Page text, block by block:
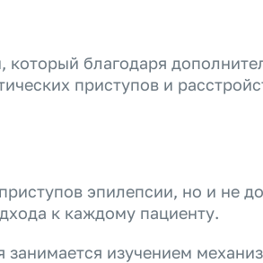
благодаря
приступов и
эпилепсии, но и не
к каждому пациенту.
изучением